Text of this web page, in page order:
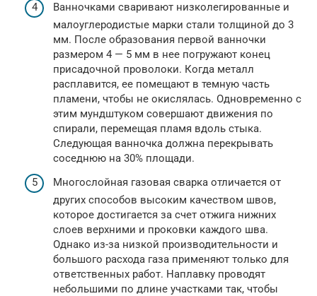
Ванночками сваривают низколегированные и
малоуглеродистые марки стали толщиной до 3
мм. После образования первой ванночки
размером 4 — 5 мм в нее погружают конец
присадочной проволоки. Когда металл
расплавится, ее помещают в темную часть
пламени, чтобы не окислялась. Одновременно с
этим мундштуком совершают движения по
спирали, перемещая пламя вдоль стыка.
Следующая ванночка должна перекрывать
соседнюю на 30% площади.
Многослойная газовая сварка отличается от
других способов высоким качеством швов,
которое достигается за счет отжига нижних
слоев верхними и проковки каждого шва.
Однако из-за низкой производительности и
большого расхода газа применяют только для
ответственных работ. Наплавку проводят
небольшими по длине участками так, чтобы